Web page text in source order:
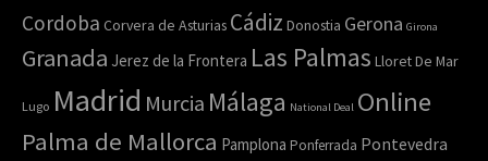
Cordoba Corvera de Asturias Cádiz Donostia Gerona Girona
Granada Jerez de la Frontera Las Palmas Lloret De Mar
Lugo Madrid Murcia Málaga National Deal Online
Palma de Mallorca Pamplona Ponferrada Pontevedra